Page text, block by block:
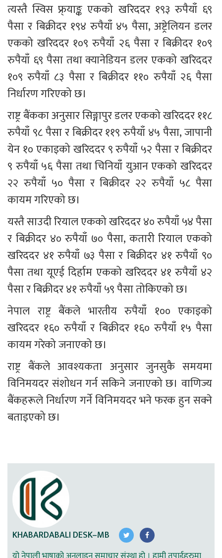
त्यस्तै स्विस फ्र्याङ्क एकको खरिददर १९३ रुपैयाँ ६९
पैसा र बिक्रीदर १९४ रुपैयाँ ४५ पैसा, अष्ट्रेलियन डलर
एकको खरिददर १०९ रुपैयाँ २६ पैसा र बिक्रीदर १०९
रुपैयाँ ६९ पैसा तथा क्यानेडियन डलर एकको खरिददर
१०९ रुपैयाँ ८३ पैसा र बिक्रीदर ११० रुपैयाँ २६ पैसा
निर्धारण गरिएको छ।
राष्ट्र बैंकका अनुसार सिङ्गापुर डलर एकको खरिददर ११८
रुपैयाँ ९८ पैसा र बिक्रीदर ११९ रुपैयाँ ४५ पैसा, जापानी
येन १० एकाइको खरिददर ९ रुपैयाँ ५२ पैसा र बिक्रीदर
९ रुपैयाँ ५६ पैसा तथा चिनियाँ युआन एकको खरिददर
२२ रुपैयाँ ५० पैसा र बिक्रीदर २२ रुपैयाँ ५८ पैसा
कायम गरिएको छ।
यस्तै साउदी रियाल एकको खरिददर ४० रुपैयाँ ५४ पैसा
र बिक्रीदर ४० रुपैयाँ ७० पैसा, कतारी रियाल एकको
खरिददर ४१ रुपैयाँ ७३ पैसा र बिक्रीदर ४१ रुपैयाँ ९०
पैसा तथा यूएई दिर्हाम एकको खरिददर ४१ रुपैयाँ ४२
पैसा र बिक्रीदर ४१ रुपैयाँ ५९ पैसा तोकिएको छ।
नेपाल राष्ट्र बैंकले भारतीय रुपैयाँ १०० एकाइको
खरिददर १६० रुपैयाँ र बिक्रीदर १६० रुपैयाँ १५ पैसा
कायम गरेको जनाएको छ।
राष्ट्र बैंकले आवश्यकता अनुसार जुनसुकै समयमा
विनिमयदर संशोधन गर्न सकिने जनाएको छ। वाणिज्य
बैंकहरूले निर्धारण गर्ने विनिमयदर भने फरक हुन सक्ने
बताइएको छ।
KHABARDABALI DESK–MB